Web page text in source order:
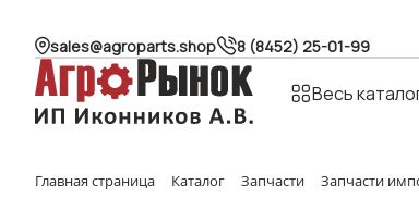
sales@agroparts.shop 8 (8452) 25-01-99
Весь
Главная страница Каталог Запчасти Запчасти